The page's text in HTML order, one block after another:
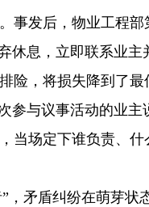
事发后，物业工程
休息，立即联系业主
险，将损失降到了最
参与议事活动的业主
当场定下谁负责、
，矛盾纠纷在萌芽状